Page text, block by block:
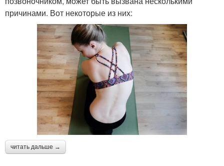
причинами. Вот некоторые из них:
читать дальше →